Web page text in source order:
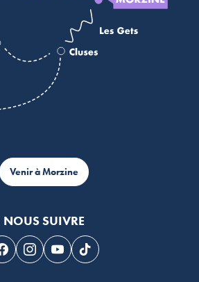
Venir à Morzine
NOUS SUIVRE
Suivez-nous sur Facebook
Suivez-nous sur Instagram
Suivez-nous sur Youtube
Suivez-nous sur